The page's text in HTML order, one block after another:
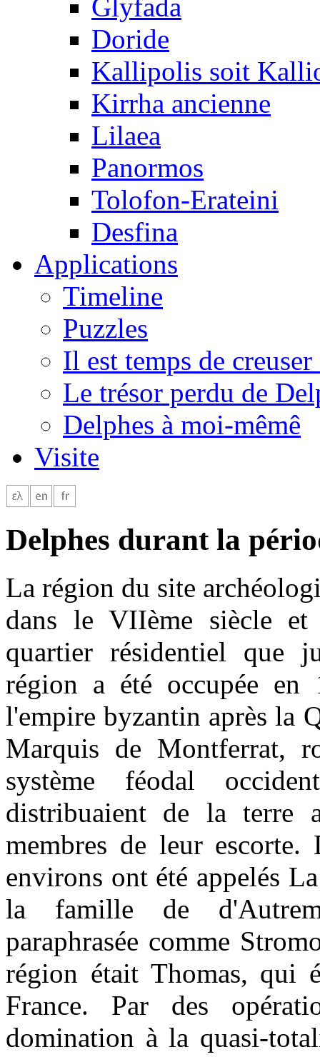
Glyfada
Doride
Kallipolis soit
Kirrha ancienne
Lilaea
Panormos
Tolofon-Erateini
Desfina
Applications
Timeline
Puzzles
Il est temps de
Le trésor perdu de
Delphes à moi-mêmê
Visite
Delphes durant la
La région du site
dans le VIIème siècle
quartier résidentiel que
région a été occupée
l'empire byzantin après la
Marquis de Montferrat,
système féodal
distribuaient de la terre
membres de leur escorte.
environs ont été appelés
la famille de
paraphrasée comme
région était Thomas, qui
France. Par des
domination à la quasi-